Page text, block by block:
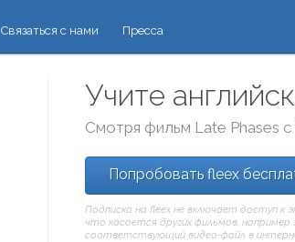
Связаться с нами Пресса
Учите
Смотря фильм Late Phases с
Попробовать fleex
Подписка на fleex не включает доступ к
что касается других фильмов, например
соответствующий видео-файл в